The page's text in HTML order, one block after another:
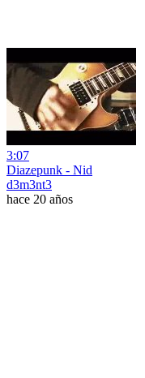
3:07
Diazepunk - Nid
d3m3nt3
hace 20 años